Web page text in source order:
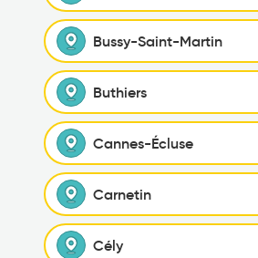
Bussy-Saint-Martin
Buthiers
Cannes-Écluse
Carnetin
Cély